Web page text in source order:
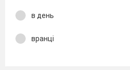
в день
вранці